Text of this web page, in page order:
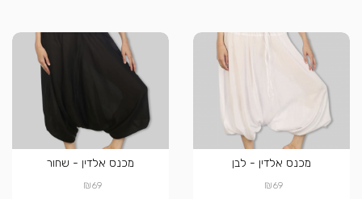
מכנס אלדין - לבן
₪69
מכנס אלדין - שחור
₪69